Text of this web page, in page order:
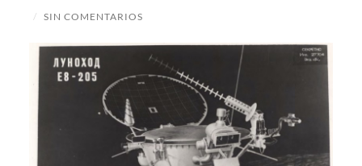
/ SIN COMENTARIOS